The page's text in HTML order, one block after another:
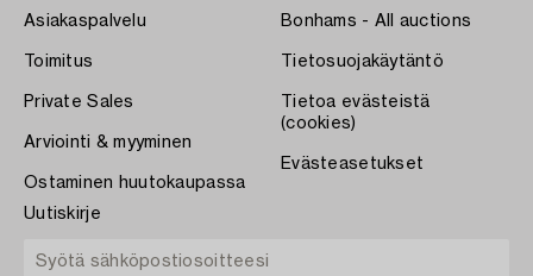
Asiakaspalvelu
Toimitus
Private Sales
Arviointi & myyminen
Ostaminen huutokaupassa
Bonhams - All auctions
Tietosuojakäytäntö
Tietoa evästeistä
(cookies)
Evästeasetukset
Uutiskirje